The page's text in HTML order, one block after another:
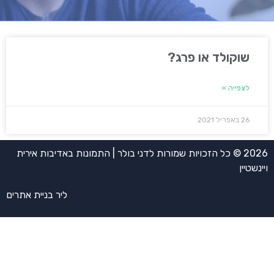
שוקולד או פרג?
לצפייה »
26 באפריל 2021
2026 © כל הזכויות שמורות לדני בולר | התמונות באדיבות אירית
ויינשטיין
ליר בניית אתרים